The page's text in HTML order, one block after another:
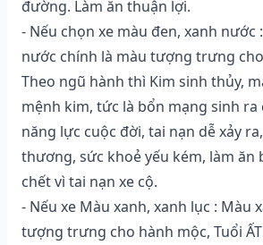
đường. Làm ăn thuận lợi.
- Nếu chọn xe màu đen, xanh nước
nước chính là màu tượng trưng
Theo ngũ hành thì Kim sinh thủy,
mệnh kim, tức là bổn mạng sinh ra
năng lực cuộc đời, tai nạn dễ xảy
thương, sức khoẻ yếu kém, làm ăn
chết vì tai nạn xe cộ.
- Nếu xe Màu xanh, xanh lục : Màu
tượng trưng cho hành mộc, Tuổi